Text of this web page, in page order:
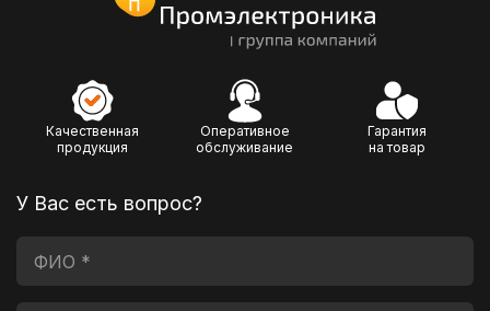
Качественная
продукция
Оперативное
обслуживание
Гарантия
на товар
У Вас есть вопрос?